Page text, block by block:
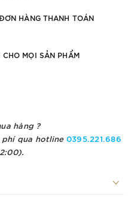
HÀNG THANH TOÁN
MỌI SẢN PHẨM
hàng ?
phí qua hotline 0395.221.686